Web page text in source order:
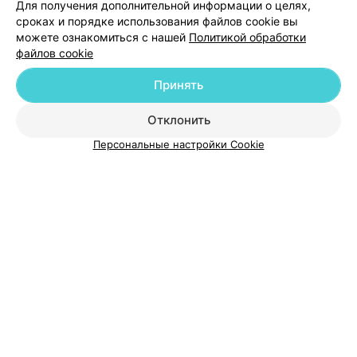
Добавить компанию
Добавить специалиста
Для получения дополнительной информации о целях,
сроках и порядке использования файлов cookie вы
можете ознакомиться с нашей Политикой обработки
файлов cookie
Отклонить
Принять
Персональные настройки Cookie